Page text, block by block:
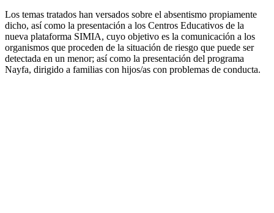
Los temas tratados han versados sobre el absentismo propiamente
dicho, así como la presentación a los Centros Educativos de la
nueva plataforma SIMIA, cuyo objetivo es la comunicación a los
organismos que proceden de la situación de riesgo que puede ser
detectada en un menor; así como la presentación del programa
Nayfa, dirigido a familias con hijos/as con problemas de conducta.